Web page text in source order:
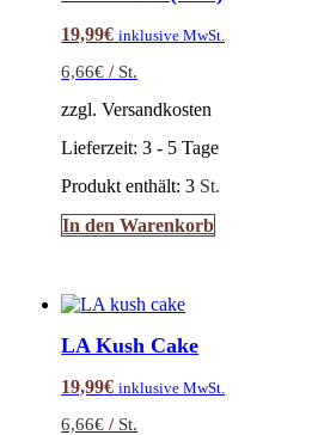
19,99€ inklusive MwSt.
6,66€ / St.
zzgl. Versandkosten
Lieferzeit:3 - 5 Tage
Produkt enthält: 3 St.
In den Warenkorb
LA Kush Cake
19,99€ inklusive MwSt.
6,66€ / St.